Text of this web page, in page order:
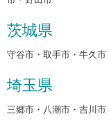
茨城県
守谷市・取手市・牛久市
埼玉県
三郷市・八潮市・吉川市